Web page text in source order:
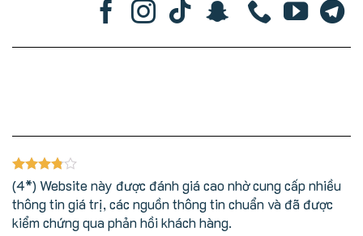
(4*) Website này được đánh giá cao nhờ cung cấp nhiều
thông tin giá trị, các nguồn thông tin chuẩn và đã được
kiểm chứng qua phản hồi khách hàng.